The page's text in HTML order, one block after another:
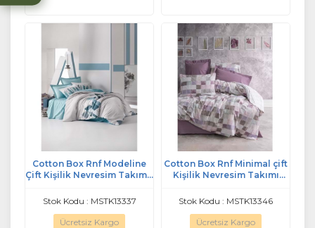
Cotton Box Rnf Modeline
Çift Kişilik Nevresim Takımı-
Stok Kodu : MSTK13337
Ücretsiz Kargo
Cotton Box Rnf Minimal çift
Kişilik Nevresim Takımı
kurusu
Stok Kodu : MSTK13346
Ücretsiz Kargo